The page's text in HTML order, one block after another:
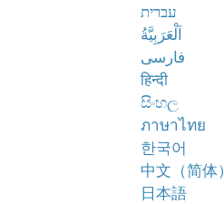
עברית
اَلْعَرَبِيَّةُ
فارسی
हिन्दी
සිංහල
ภาษาไทย
한국어
中文（简体）
日本語